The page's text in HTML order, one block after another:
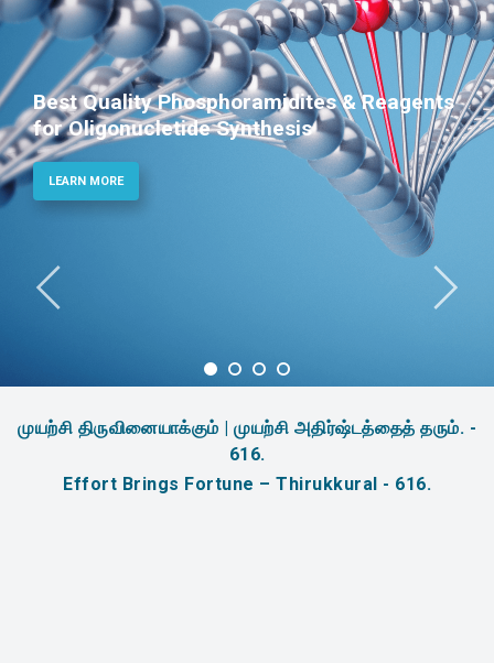
Phosphoramidites for Diagnostic and
Therapeutic Applications
LEARN MORE
முயற்சி திருவினையாக்கும் | முயற்சி அதிர்ஷ்டத்தைத் தரும். -
616.
Effort Brings Fortune – Thirukkural - 616.